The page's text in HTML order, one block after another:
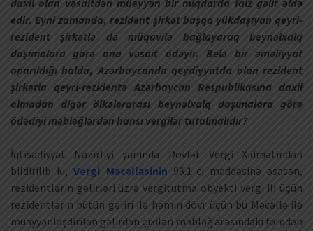
daxil olan vəsaitdən müəyyən bir miqdarda faiz gəlir əldə
edir. Eyni zamanda, rezident şirkət başqa yükdaşıyan qeyri-
rezident şirkətlə də müqavilə bağlayaraq beynəlxalq
daşımalara görə ona vəsait ödəyir. Belə bir əməliyyat
aparıldığı halda, Azərbaycanda qeydiyyatda olan rezident
şirkətin qeyri-rezidentə Azərbaycan Respublikasına daxil
olmadan digər ölkələrarası beynəlxalq daşımalara görə
ödədiyi məbləğlərdən hansı vergilər tutulmalıdır?
İqtisadiyyat Nazirliyi yanında Dövlət Vergi Xidmətindən
bildirilib ki,Vergi Məcəlləsinin 96.1-ci maddəsinə əsasən,
rezidentlərin gəlirləri üzrə vergitutma obyekti vergi ili üçün
rezidentlərin bütün gəliri ilə həmin dövr üçün bu Məcəllə ilə
müəyyənləşdirilən gəlirdən çıxılan məbləğ arasındakı fərqdən